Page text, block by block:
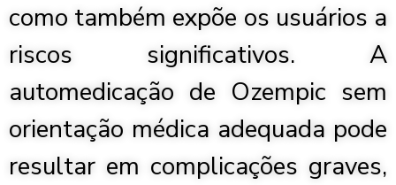
como também expõe os usuários a
riscos significativos. A
automedicação de Ozempic sem
orientação médica adequada pode
resultar em complicações graves,